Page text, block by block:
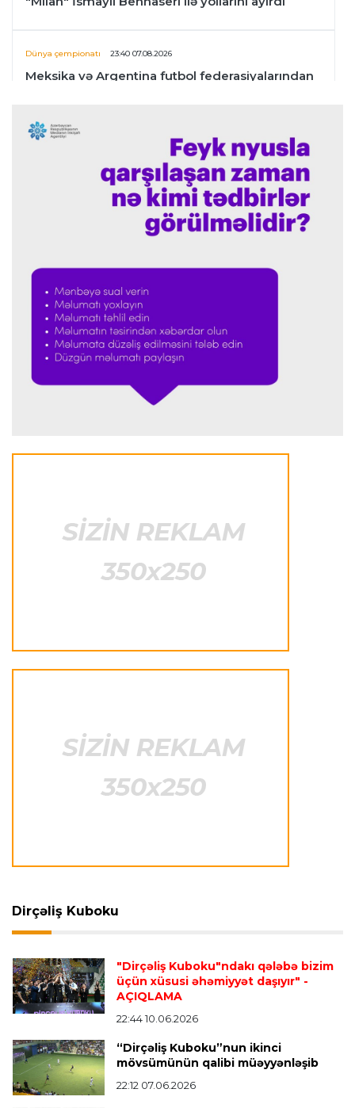
Dünya çempionatı 23:40 07.08.2026
Meksika və Argentina futbol federasiyalarından
"Formula 1" pilotlarının 2026-cı il reytinqi
qatdı
Formula-1 23:29 07.08.2026
"Antonellinin potensialına heç vaxt şübhə
"Onun istedadı uşaq yaşlarından bəlli idi"
Lukaku ilə "Monako" arasında danışıqlar
Transfer 23:09 07.08.2026
hazırlaşır
"Real" argentinalı futbolçusunu "Fiorentina"ya
icarəyə göndərdi
Transfer 22:57 07.08.2026
"Qranada" Zinəddin Zidanın oğlu ilə yollarını
ayırdı
Dirçəliş Kuboku
"Dirçəliş Kuboku"ndakı qələbə bizim
üçün xüsusi əhəmiyyət daşıyır" -
AÇIQLAMA
22:44 10.06.2026
“Dirçəliş Kuboku”nun ikinci
mövsümünün qalibi müəyyənləşib
22:12 07.06.2026